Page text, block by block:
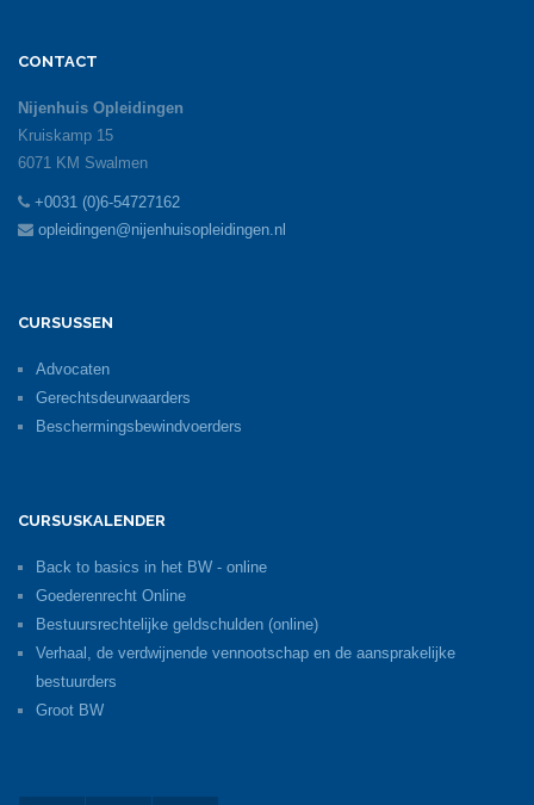
CONTACT
Nijenhuis Opleidingen
Kruiskamp 15
6071 KM Swalmen
+0031 (0)6-54727162
opleidingen@nijenhuisopleidingen.nl
CURSUSSEN
Advocaten
Gerechtsdeurwaarders
Beschermingsbewindvoerders
CURSUSKALENDER
Back to basics in het BW - online
Goederenrecht Online
Bestuursrechtelijke geldschulden (online)
Verhaal, de verdwijnende vennootschap en de aansprakelijke
bestuurders
Groot BW